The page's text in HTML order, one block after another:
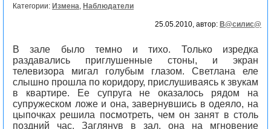
Категории: Измена, Наблюдатели
25.05.2010, автор: В@силис@
В зале было темно и тихо. Только изредка
раздавались приглушенные стоны, и экран
телевизора мигал голубым глазом. Светлана еле
слышно прошла по коридору, прислушиваясь к звукам
в квартире. Ее супруга не оказалось рядом на
супружеском ложе и она, завернувшись в одеяло, на
цыпочках решила посмотреть, чем он занят в столь
поздний час. Заглянув в зал, она на мгновение